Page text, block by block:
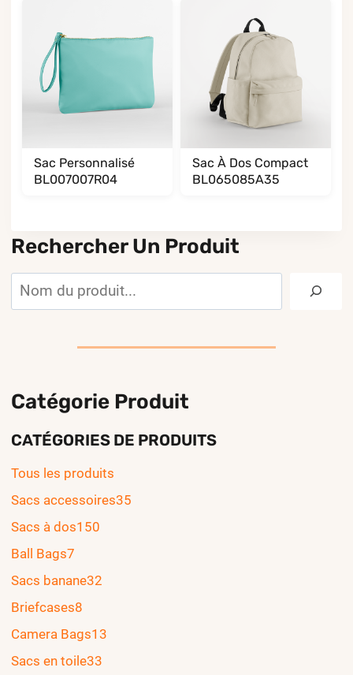
Sac Personnalisé
BL007007R04
Sac À Dos Compact
BL065085A35
Rechercher Un Produit
Rechercher
Catégorie Produit
CATÉGORIES DE PRODUITS
Tous les produits
Sacs accessoires35
Sacs à dos150
Ball Bags7
Sacs banane32
Briefcases8
Camera Bags13
Sacs en toile33